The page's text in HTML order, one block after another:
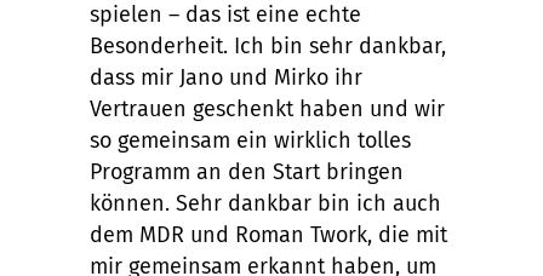
spielen – das ist eine echte
Besonderheit. Ich bin sehr dankbar,
dass mir Jano und Mirko ihr
Vertrauen geschenkt haben und wir
so gemeinsam ein wirklich tolles
Programm an den Start bringen
können. Sehr dankbar bin ich auch
dem MDR und Roman Twork, die mit
mir gemeinsam erkannt haben, um